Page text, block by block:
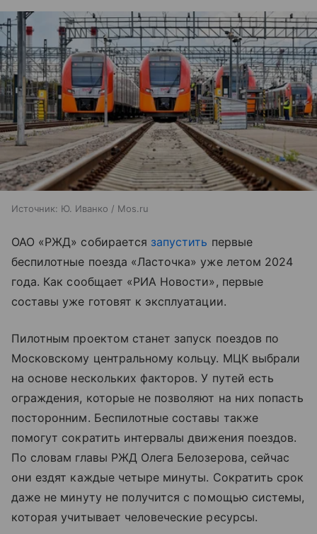
Источник: Ю. Иванко / Mos.ru
ОАО «РЖД» собирается запустить первые
беспилотные поезда «Ласточка» уже летом 2024
года. Как сообщает «РИА Новости», первые
составы уже готовят к эксплуатации.
Пилотным проектом станет запуск поездов по
Московскому центральному кольцу. МЦК выбрали
на основе нескольких факторов. У путей есть
ограждения, которые не позволяют на них попасть
посторонним. Беспилотные составы также
помогут сократить интервалы движения поездов.
По словам главы РЖД Олега Белозерова, сейчас
они ездят каждые четыре минуты. Сократить срок
даже не минуту не получится с помощью системы,
которая учитывает человеческие ресурсы.